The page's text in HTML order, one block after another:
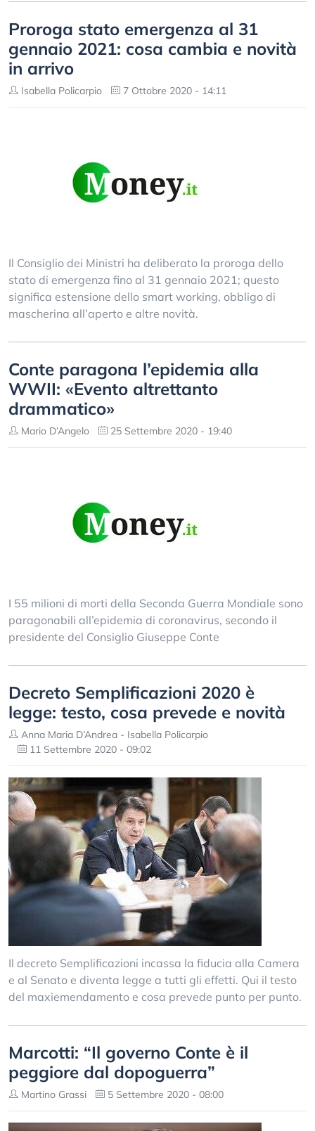
Proroga stato emergenza al 31
gennaio 2021: cosa cambia e novità
in arrivo
Isabella Policarpio 7 Ottobre 2020 - 14:11
Il Consiglio dei Ministri ha deliberato la proroga dello
stato di emergenza fino al 31 gennaio 2021; questo
significa estensione dello smart working, obbligo di
mascherina all’aperto e altre novità.
Conte paragona l’epidemia alla
WWII: «Evento altrettanto
drammatico»
Mario D’Angelo 25 Settembre 2020 - 19:40
I 55 milioni di morti della Seconda Guerra Mondiale sono
paragonabili all’epidemia di coronavirus, secondo il
presidente del Consiglio Giuseppe Conte
Decreto Semplificazioni 2020 è
legge: testo, cosa prevede e novità
Anna Maria D’Andrea - Isabella Policarpio
11 Settembre 2020 - 09:02
Il decreto Semplificazioni incassa la fiducia alla Camera
e al Senato e diventa legge a tutti gli effetti. Qui il testo
del maxiemendamento e cosa prevede punto per punto.
Marcotti: “Il governo Conte è il
peggiore dal dopoguerra”
Martino Grassi 5 Settembre 2020 - 08:00